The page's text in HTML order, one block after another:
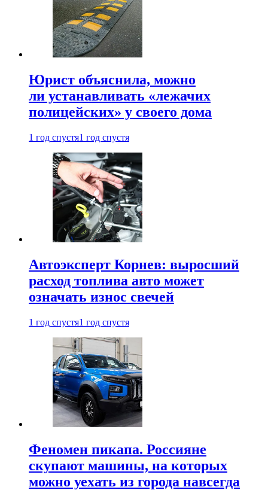
Юрист объяснила, можно
ли устанавливать «лежачих
полицейских» у своего дома
1 год спустя1 год спустя
Автоэксперт Корнев: выросший
расход топлива авто может
означать износ свечей
1 год спустя1 год спустя
Феномен пикапа. Россияне
скупают машины, на которых
можно уехать из города навсегда